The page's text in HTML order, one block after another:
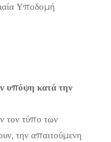
Υποδομή
υπόψη κατά την
τον τύπο των
την απαιτούμενη